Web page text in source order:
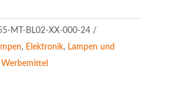
MT-BL02-XX-000-24
, Elektronik, Lampen und
Werbemittel